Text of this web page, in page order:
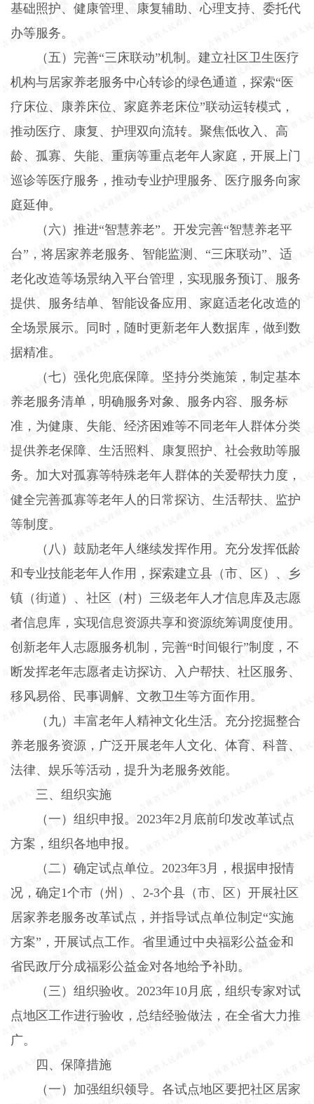
基础照护、健康管理、康复辅助、心理支持、委托代
办等服务。
（五）完善“三床联动”机制。 建立社区卫生医疗
机构与居家养老服务中心转诊的绿色通道，探索“医
疗床位、康养床位、家庭养老床位”联动运转模式，
推动医疗、康复、护理双向流转。聚焦低收入、高
龄、孤寡、失能、重病等重点老年人家庭，开展上门
巡诊等医疗服务，推动专业护理服务、医疗服务向家
庭延伸。
（六）推进“智慧养老”。 开发完善“智慧养老平
台”，将居家养老服务、智能监测、“三床联动”、适
老化改造等场景纳入平台管理，实现服务预订、服务
提供、服务结单、智能设备应用、家庭适老化改造的
全场景展示。同时，随时更新老年人数据库，做到数
据精准。
（七）强化兜底保障。 坚持分类施策，制定基本
养老服务清单，明确服务对象、服务内容、服务标
准，为健康、失能、经济困难等不同老年人群体分类
提供养老保障、生活照料、康复照护、社会救助等服
务。加大对孤寡等特殊老年人群体的关爱帮扶力度，
健全完善孤寡等老年人的日常探访、生活帮扶、监护
等制度。
（八）鼓励老年人继续发挥作用。 充分发挥低龄
和专业技能老年人作用，探索建立县（市、区）、乡
镇（街道）、社区（村）三级老年人才信息库及志愿
者信息库，实现信息资源共享和资源统筹调度使用。
创新老年人志愿服务机制，完善“时间银行”制度，不
断发挥老年志愿者走访探访、入户帮扶、社区服务、
移风易俗、民事调解、文教卫生等方面作用。
（九）丰富老年人精神文化生活。 充分挖掘整合
养老服务资源，广泛开展老年人文化、体育、科普、
法律、娱乐等活动，提升为老服务效能。
三、组织实施
（一）组织申报。 2023年2 月底前印发改革试点
方案，组织各地申报。
（二）确定试点单位。 2023年3 月，根据申报情
况，确定1个市（州）、 2-3个县（市、区）开展社区
居家养老服务改革试点，并指导试点单位制定“实施
方案”，开展试点工作。省里通过中央福彩公益金和
省民政厅分成福彩公益金对各地给予补助。
（三）组织验收。 2023年10 月底，组织专家对试
点地区工作进行验收，总结经验做法，在全省大力推
广。
四、保障措施
（一）加强组织领导。 各试点地区要把社区居家